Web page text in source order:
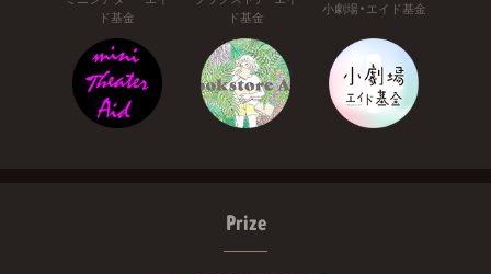
ド基金
ド基金
小劇場・エイド基金
Prize